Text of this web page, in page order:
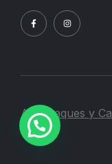
Almanaques y